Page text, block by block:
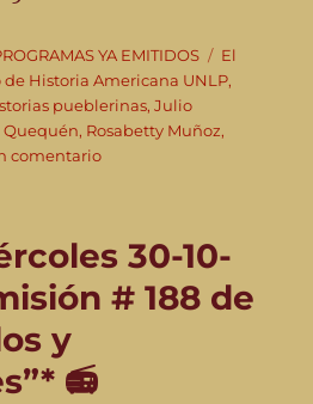
YA EMITIDOS Etiquetas
El
de Historia Americana UNLP,
pueblerinas,Julio
Quequén, Rosabetty Muñoz,
comentarioen
y
30-10-
# 188 de
y
📻